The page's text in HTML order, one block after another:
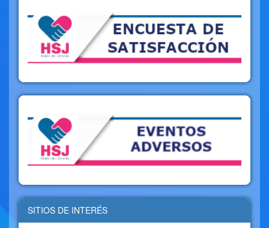
SITIOS DE INTERÉS